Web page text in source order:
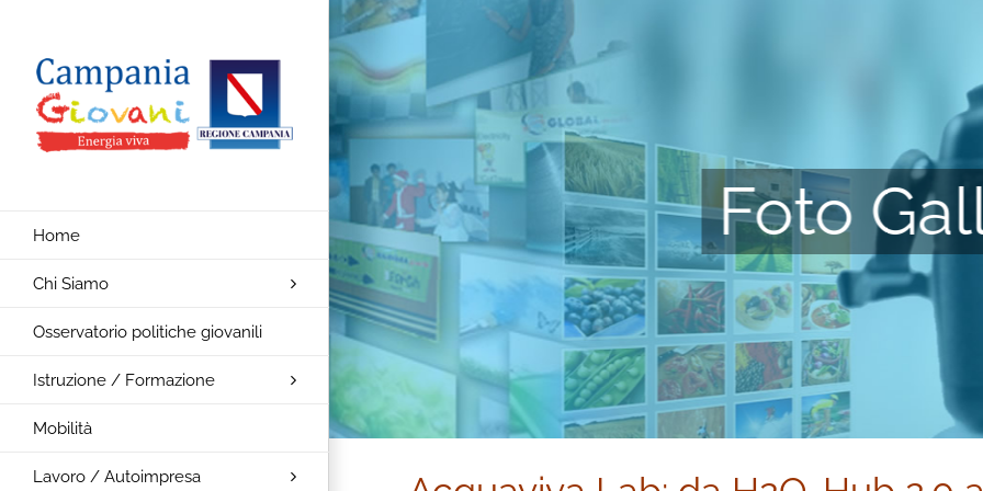
contenuto
Home
Chi Siamo
Osservatorio politiche giovanili
Istruzione / Formazione
Mobilità
Lavoro / Autoimpresa
Foto